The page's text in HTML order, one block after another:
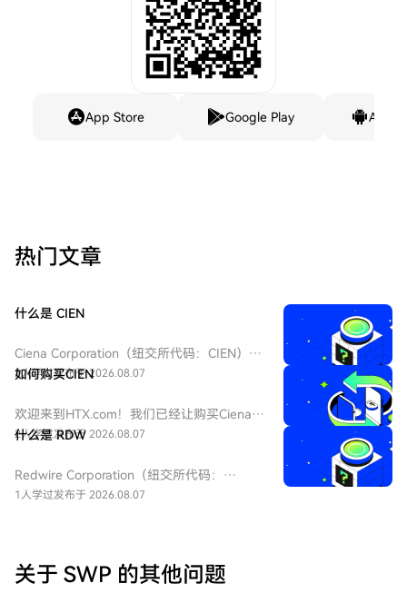
App Store Google Play
热门文章
什么是 CIEN
Ciena Corporation（纽交所代码：CIEN），
是一家美国网络系统、服务和软件公司。作
网络、交换、路由和自动化软件，支持电信
运营商和大型云服务商处理海量的语音与数
据流量。Ciena 的业务涵盖网络平台、平台
个板块。在 AI 时代，其 WaveLogic 等平台
为数据中心提供关键的 1.6 Tb/s 高速连接支
2人学过发布于 2026.08.07
如何购买CIEN
欢迎来到HTX.com！我们已经让购买Ciena
Corporation（CIEN）变得简单而便捷。跟随
旅。第一步：创建您的HTX账户使用您的电
子邮件、手机号码注册一个免费账户在HTX
Corporation（CIEN）。余额购买：使用您
2人学过发布于 2026.08.07
什么是 RDW
Redwire Corporation（纽交所代码：
RDW），中文：无，该企业是一家领先的美
组件及尖端的空间 3D 打印技术。作为空间
经济的核心参与者，Redwire 通过整合多家
1人学过发布于 2026.08.07
关于 SWP 的其他问题